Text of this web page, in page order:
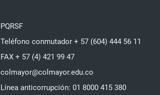
PQRSF
Teléfono conmutador + 57 (604) 444 56 11
FAX + 57 (4) 421 99 47
colmayor@colmayor.edu.co
Línea anticorrupción: 01 8000 415 380